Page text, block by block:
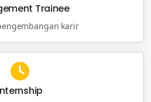
Trainee
karir